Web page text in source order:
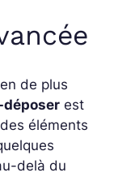
de plus
est
éléments
delà du